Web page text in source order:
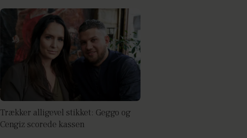
Trækker alligevel stikket: Geggo og
Cengiz scorede kassen